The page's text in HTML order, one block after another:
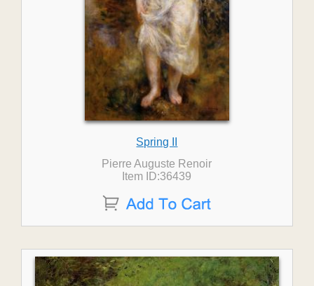
Spring II
Pierre Auguste Renoir
Item ID:36439